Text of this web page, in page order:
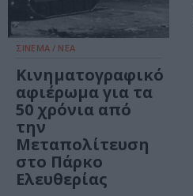
ΣΙΝΕΜΑ / ΝΕΑ
Κινηματογραφικό
αφιέρωμα για τα
50 χρόνια από
την
Μεταπολίτευση
στο Πάρκο
Ελευθερίας